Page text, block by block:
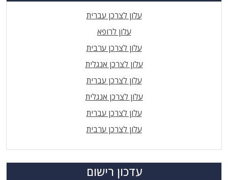
עלון לצרכן עברית
עלון לרופא
עלון לצרכן ערבית
עלון לצרכן אנגלית
עלון לצרכן עברית
עלון לצרכן אנגלית
עלון לצרכן עברית
עלון לצרכן ערבית
עדכון רישום